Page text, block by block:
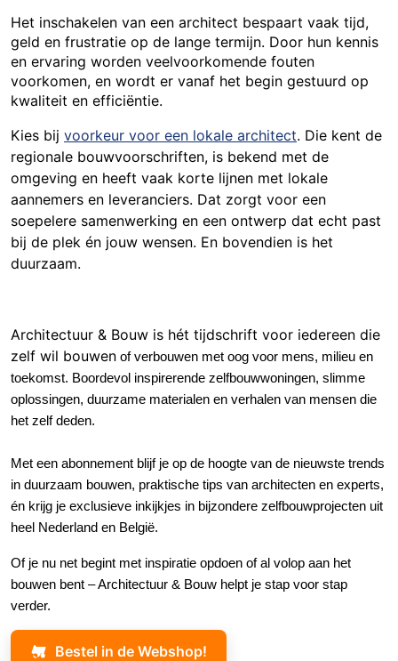
Het inschakelen van een architect bespaart vaak tijd,
geld en frustratie op de lange termijn. Door hun kennis
en ervaring worden veelvoorkomende fouten
voorkomen, en wordt er vanaf het begin gestuurd op
kwaliteit en efficiëntie.
Kies bij voorkeur voor een lokale architect. Die kent de
regionale bouwvoorschriften, is bekend met de
omgeving en heeft vaak korte lijnen met lokale
aannemers en leveranciers. Dat zorgt voor een
soepelere samenwerking en een ontwerp dat echt past
bij de plek én jouw wensen. En bovendien is het
duurzaam.
Architectuur & Bouw is hét tijdschrift voor iedereen die
zelf wil bouwen of verbouwen met oog voor mens, milieu en
toekomst. Boordevol inspirerende zelfbouwwoningen, slimme
oplossingen, duurzame materialen en verhalen van mensen die
het zelf deden.
Met een abonnement blijf je op de hoogte van de nieuwste trends
in duurzaam bouwen, praktische tips van architecten en experts,
én krijg je exclusieve inkijkjes in bijzondere zelfbouwprojecten uit
heel Nederland en België.
Of je nu net begint met inspiratie opdoen of al volop aan het
bouwen bent – Architectuur & Bouw helpt je stap voor stap
verder.
Bestel in de Webshop!